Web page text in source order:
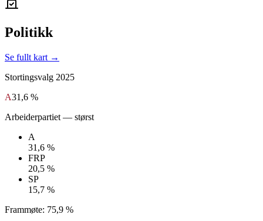
Politikk
Se fullt kart →
Stortingsvalg 2025
A31,6 %
Arbeiderpartiet — størst
A
31,6 %
FRP
20,5 %
SP
15,7 %
Frammøte: 75,9 %